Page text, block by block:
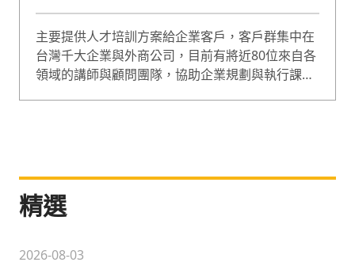
主要提供人才培訓方案給企業客戶，客戶群集中在
台灣千大企業與外商公司，目前有將近80位來自各
領域的講師與顧問團隊，協助企業規劃與執行課
精選
2026-08-03